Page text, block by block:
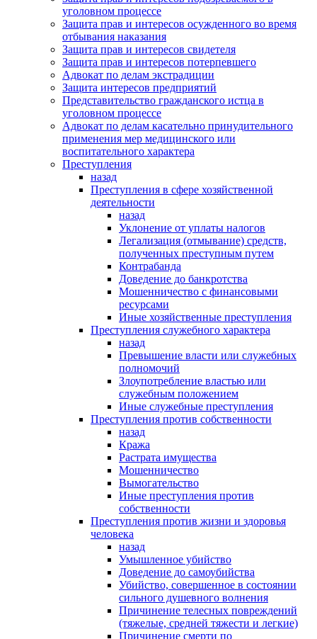
уголовном процессе
Защита прав и интересов осужденного во время
отбывания наказания
Защита прав и интересов свидетеля
Защита прав и интересов потерпевшего
Адвокат по делам экстрадиции
Защита интересов предприятий
Представительство гражданского истца в
уголовном процессе
Адвокат по делам касательно принудительного
применения мер медицинского или
воспитательного характера
Преступления
назад
Преступления в сфере хозяйственной
деятельности
назад
Уклонение от уплаты налогов
Легализация (отмывание) средств,
полученных преступным путем
Контрабанда
Доведение до банкротства
Мошенничество с финансовыми
ресурсами
Иные хозяйственные преступления
Преступления служебного характера
назад
Превышение власти или служебных
полномочий
Злоупотребление властью или
служебным положением
Иные служебные преступления
Преступления против собственности
назад
Кража
Растрата имущества
Мошенничество
Вымогательство
Иные преступления против
собственности
Преступления против жизни и здоровья
человека
назад
Умышленное убийство
Доведение до самоубийства
Убийство, совершенное в состоянии
сильного душевного волнения
Причинение телесных повреждений
(тяжелые, средней тяжести и легкие)
Причинение смерти по